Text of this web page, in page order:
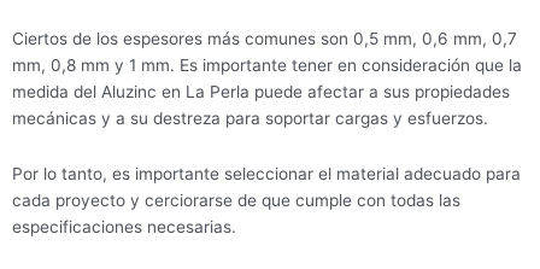
Ciertos de los espesores más comunes son 0,5 mm, 0,6 mm, 0,7
mm, 0,8 mm y 1 mm. Es importante tener en consideración que la
medida del Aluzinc en La Perla puede afectar a sus propiedades
mecánicas y a su destreza para soportar cargas y esfuerzos.
Por lo tanto, es importante seleccionar el material adecuado para
cada proyecto y cerciorarse de que cumple con todas las
especificaciones necesarias.